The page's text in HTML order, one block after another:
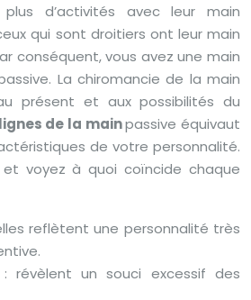
d’activités avec leur main
qui sont droitiers ont leur main
conséquent, vous avez une main
La chiromancie de la main
présent et aux possibilités du
lignes de la mainpassive équivaut
de votre personnalité.
et voyez à quoi coïncide chaque
reflètent une personnalité très
: révèlent un souci excessif des